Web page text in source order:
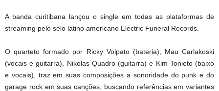
A banda curitibana lançou o single em todas as plataformas de
streaming pelo selo latino americano Electric Funeral Records.
O quarteto formado por Ricky Volpato (bateria), Mau Carlakoski
(vocais e guitarra), Nikolas Quadro (guitarra) e Kim Tonieto (baixo
e vocais), traz em suas composições a sonoridade do punk e do
garage rock em suas canções, buscando referências em variantes